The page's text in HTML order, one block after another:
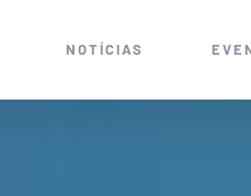
NOTÍCIAS